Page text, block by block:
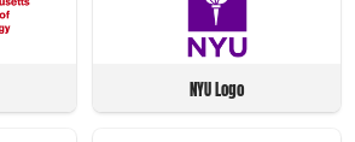
NYU Logo